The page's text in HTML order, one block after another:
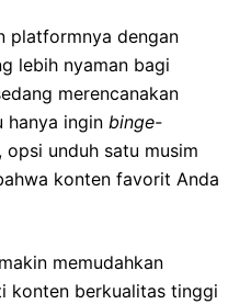
platformnya dengan
lebih nyaman bagi
merencanakan
hanya ingin binge-
opsi unduh satu musim
konten favorit Anda
memudahkan
konten berkualitas tinggi